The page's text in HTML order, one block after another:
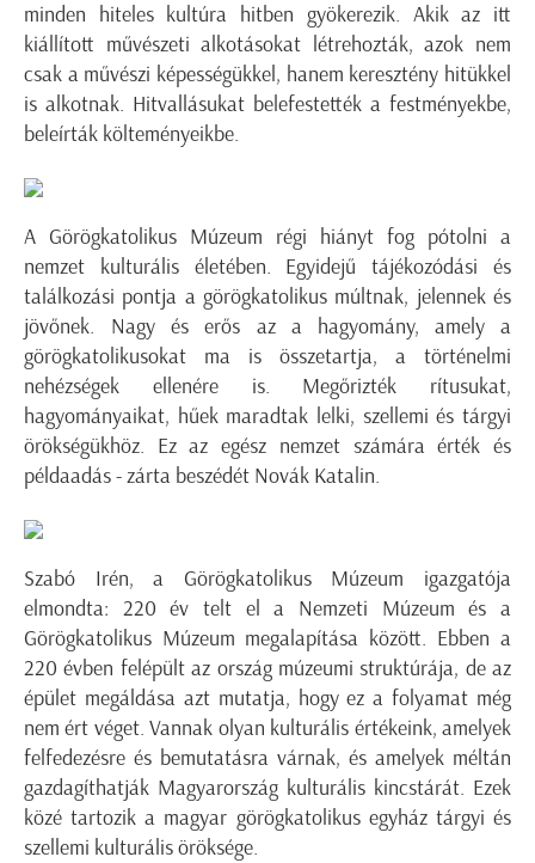
minden hiteles kultúra hitben gyökerezik. Akik az itt
kiállított művészeti alkotásokat létrehozták, azok nem
csak a művészi képességükkel, hanem keresztény hitükkel
is alkotnak. Hitvallásukat belefestették a festményekbe,
beleírták költeményeikbe.
A Görögkatolikus Múzeum régi hiányt fog pótolni a
nemzet kulturális életében. Egyidejű tájékozódási és
találkozási pontja a görögkatolikus múltnak, jelennek és
jövőnek. Nagy és erős az a hagyomány, amely a
görögkatolikusokat ma is összetartja, a történelmi
nehézségek ellenére is. Megőrizték rítusukat,
hagyományaikat, hűek maradtak lelki, szellemi és tárgyi
örökségükhöz. Ez az egész nemzet számára érték és
példaadás - zárta beszédét Novák Katalin.
Szabó Irén, a Görögkatolikus Múzeum igazgatója
elmondta: 220 év telt el a Nemzeti Múzeum és a
Görögkatolikus Múzeum megalapítása között. Ebben a
220 évben felépült az ország múzeumi struktúrája, de az
épület megáldása azt mutatja, hogy ez a folyamat még
nem ért véget. Vannak olyan kulturális értékeink, amelyek
felfedezésre és bemutatásra várnak, és amelyek méltán
gazdagíthatják Magyarország kulturális kincstárát. Ezek
közé tartozik a magyar görögkatolikus egyház tárgyi és
szellemi kulturális öröksége.